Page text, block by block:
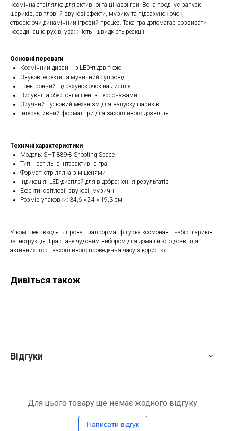
космічна стрілялка для активної та цікавої гри. Вона поєднує запуск
шариків, світлові й звукові ефекти, музику та підрахунок очок,
створюючи динамічний ігровий процес. Така гра допомагає розвивати
координацію рухів, уважність і швидкість реакції.
Основні переваги
Космічний дизайн із LED-підсвіткою
Звукові ефекти та музичний супровід
Електронний підрахунок очок на дисплеї
Висувні та обертові мішені з персонажами
Зручний пусковий механізм для запуску шариків
Інтерактивний формат гри для захопливого дозвілля
Технічні характеристики
Модель: SHT 889-8 Shooting Space
Тип: настільна інтерактивна гра
Формат: стрілялка з мішенями
Індикація: LED-дисплей для відображення результатів
Ефекти: світлові, звукові, музичні
Розмір упаковки: 34,6 × 24 × 19,3 см
У комплект входять ігрова платформа, фігурка-космонавт, набір шариків
та інструкція. Гра стане чудовим вибором для домашнього дозвілля,
активних ігор і захопливого проведення часу з користю.
Дивіться також
Відгуки
Для цього товару ще немає жодного відгуку
Написати відгук